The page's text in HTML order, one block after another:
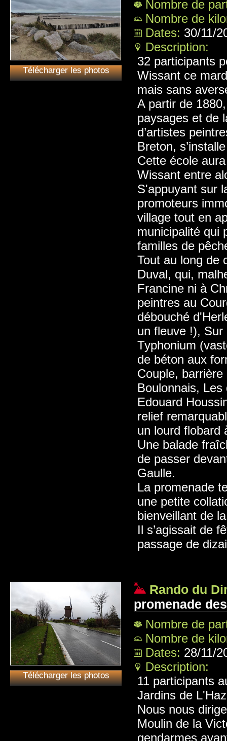
Télécharger les photos
Nombre de
Nombre de
Dates: 30/11/
Description:
32 participants
Wissant ce
mais sans
A partir de
paysages et de
d’artistes
Breton,
Cette école
Wissant entre
S'appuyant sur
promoteurs
village tout en
municipalité qui
familles de
Tout au long de
Duval, qui,
Francine ni à
peintres au
débouché
un fleuve !),
Typhonium
de béton aux
Couple,
Boulonnais,
Edouard
relief
un lourd flobard
Une balade
de passer
Gaulle.
La promenade
une petite
bienveillant de
Il s’agissait de
passage de
Télécharger les photos
Rando du
promenade
Nombre de
Nombre de
Dates: 28/11/
Description:
11 participants
Jardins de
Nous nous
Moulin de la
gendarmes